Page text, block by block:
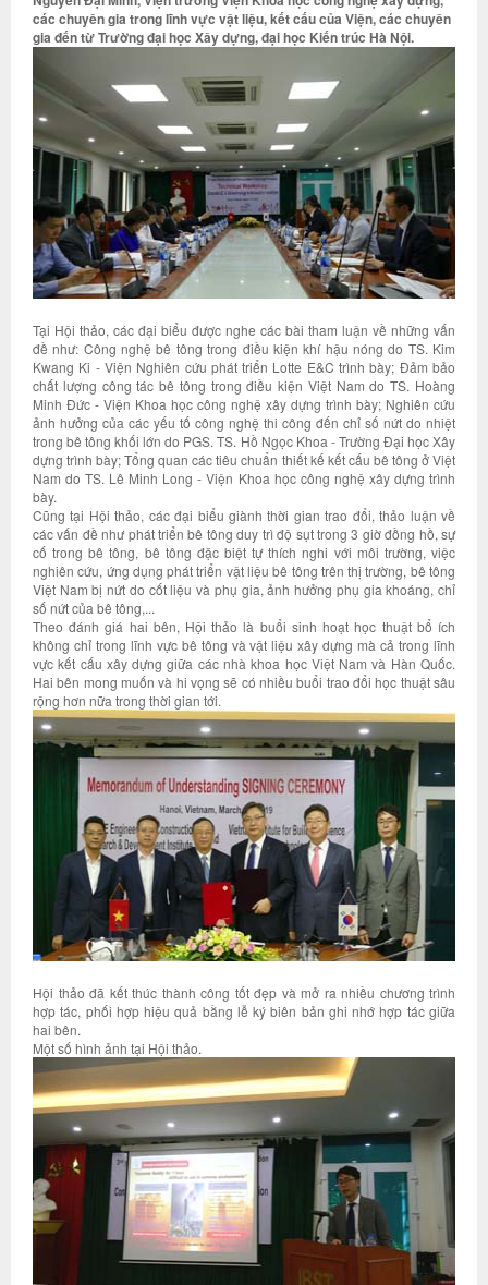
các chuyên gia trong lĩnh vực vật liệu, kết cấu của Viện, các chuyên
gia đến từ Trường đại học Xây dựng, đại học Kiến trúc Hà Nội.
Tại Hội thảo, các đại biểu được nghe các bài tham luận về những vấn
đề như: Công nghệ bê tông trong điều kiện khí hậu nóng do TS. Kim
Kwang Ki - Viện Nghiên cứu phát triển Lotte E&C trình bày; Đảm bảo
chất lượng công tác bê tông trong điều kiện Việt Nam do TS. Hoàng
Minh Đức - Viện Khoa học công nghệ xây dựng trình bày; Nghiên cứu
ảnh hưởng của các yếu tố công nghệ thi công đến chỉ số nứt do nhiệt
trong bê tông khối lớn do PGS. TS. Hồ Ngọc Khoa - Trường Đại học Xây
dựng trình bày; Tổng quan các tiêu chuẩn thiết kế kết cấu bê tông ở Việt
Nam do TS. Lê Minh Long - Viện Khoa học công nghệ xây dựng trình
bày.
Cũng tại Hội thảo, các đại biểu giành thời gian trao đổi, thảo luận về
các vấn đề như phát triển bê tông duy trì độ sụt trong 3 giờ đồng hồ, sự
cố trong bê tông, bê tông đặc biệt tự thích nghi với môi trường, việc
nghiên cứu, ứng dụng phát triển vật liệu bê tông trên thị trường, bê tông
Việt Nam bị nứt do cốt liệu và phụ gia, ảnh hưởng phụ gia khoáng, chỉ
số nứt của bê tông,...
Theo đánh giá hai bên, Hội thảo là buổi sinh hoạt học thuật bổ ích
không chỉ trong lĩnh vực bê tông và vật liệu xây dựng mà cả trong lĩnh
vực kết cấu xây dựng giữa các nhà khoa học Việt Nam và Hàn Quốc.
Hai bên mong muốn và hi vọng sẽ có nhiều buổi trao đổi học thuật sâu
rộng hơn nữa trong thời gian tới.
Hội thảo đã kết thúc thành công tốt đẹp và mở ra nhiều chương trình
hợp tác, phối hợp hiệu quả bằng lễ ký biên bản ghi nhớ hợp tác giữa
hai bên.
Một số hình ảnh tại Hội thảo.